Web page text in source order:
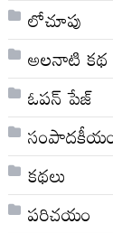
లోచూపు
అల‌నాటి క‌థ‌
ఓపన్ పేజ్
కథలు
పరిచయం